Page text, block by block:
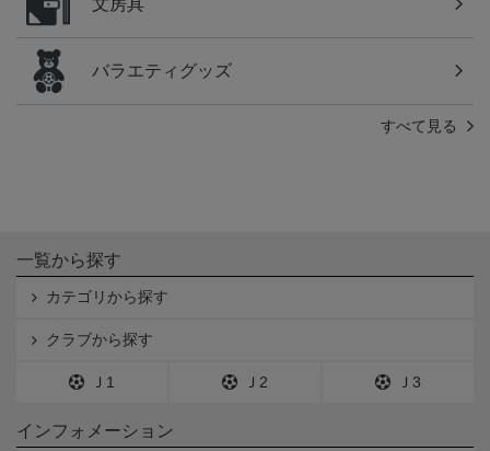
バラエティグッズ
すべて見る
一覧から探す
カテゴリから探す
クラブから探す
Ｊ1 Ｊ2 Ｊ3
インフォメーション